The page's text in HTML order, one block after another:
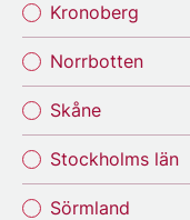
Kronoberg
Norrbotten
Skåne
Stockholms län
Sörmland